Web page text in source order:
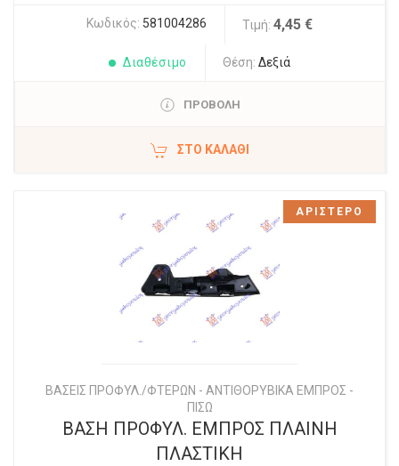
Κωδικός: 581004286 Τιμή: 4,45 €
Διαθέσιμο Θέση: Δεξιά
ΠΡΟΒΟΛΗ
ΣΤΟ ΚΑΛΆΘΙ
ΒΑΣΕΙΣ ΠΡΟΦΥΛ./ΦΤΕΡΩΝ - ΑΝΤΙΘΟΡΥΒΙΚΑ ΕΜΠΡΟΣ -
ΠΙΣΩ
ΒΑΣΗ ΠΡΟΦΥΛ. ΕΜΠΡΟΣ ΠΛΑΙΝΗ
ΠΛΑΣΤΙΚΗ
ΑΡΙΣΤΕΡΟ